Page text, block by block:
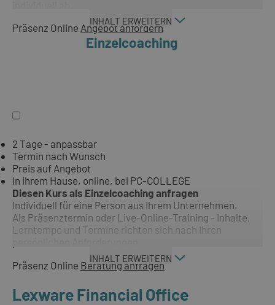
INHALT ERWEITERN
Präsenz Online Angebot anfordern
Einzelcoaching
2 Tage - anpassbar
Termin nach Wunsch
Preis auf Angebot
In ihrem Hause, online, bei PC-COLLEGE
Diesen Kurs als Einzelcoaching anfragen
Individuell für eine Person aus Ihrem Unternehmen.
Als Präsenztermin oder Live-Online-Training - Inhalte,
Lerntempo und Termine richten sich nach Ihren
INHALT ERWEITERN
Präsenz Online Beratung anfragen
Lexware Financial Office